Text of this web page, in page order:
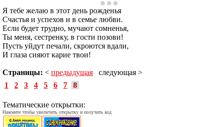
Я тебе желаю в этот день рожденья
Счастья и успехов и в семье любви.
Если будет трудно, мучают сомненья,
Ты меня, сестренку, в гости позови!
Пусть уйдут печали, скроются вдали,
И глаза сияют карие твои!
Страницы: < предыдущая следующая >
1
2 3 4 5 6 7 8
Тематические открытки:
Нажмите чтобы увеличить открытку и получить код